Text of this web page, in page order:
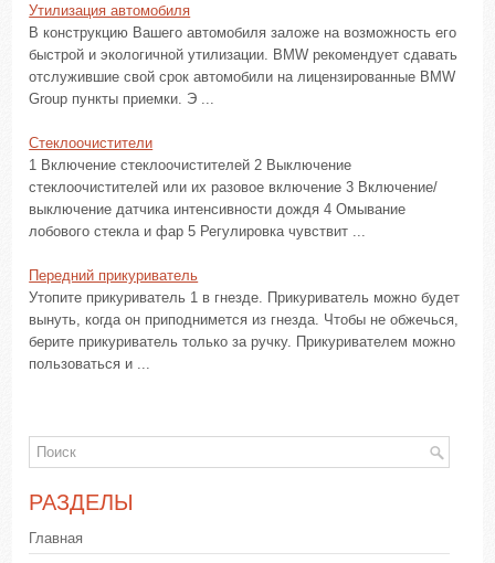
Утилизация автомобиля
В конструкцию Вашего автомобиля заложе на возможность его
быстрой и экологичной утилизации. BMW рекомендует сдавать
отслужившие свой срок автомобили на лицензированные BMW
Group пункты приемки. Э ...
Стеклоочистители
1 Включение стеклоочистителей 2 Выключение
стеклоочистителей или их разовое включение 3 Включение/
выключение датчика интенсивности дождя 4 Омывание
лобового стекла и фар 5 Регулировка чувствит ...
Передний прикуриватель
Утопите прикуриватель 1 в гнезде. Прикуриватель можно будет
вынуть, когда он приподнимется из гнезда. Чтобы не обжечься,
берите прикуриватель только за ручку. Прикуривателем можно
пользоваться и ...
РАЗДЕЛЫ
Главная